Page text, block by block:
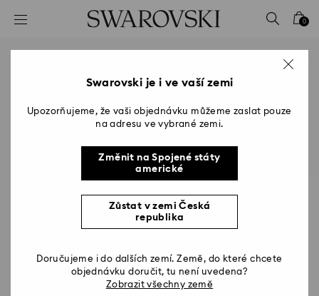
Seznam přístupových kódů 0
Swarovski je i ve vaší zemi
Upozorňujeme, že vaši objednávku můžeme zaslat pouze
na adresu ve vybrané zemi.
Změnit na Spojené státy
americké
Zůstat v zemi Česká
republika
Doručujeme i do dalších zemí. Země, do které chcete
objednávku doručit, tu není uvedena?
Zobrazit všechny země